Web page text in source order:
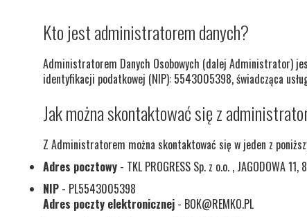
Kto jest administratorem danych?
Administratorem Danych Osobowych (dalej Administrator) jest
identyfikacji podatkowej (NIP): 5543005398, świadcząca
Jak można skontaktować się z
Z Administratorem można skontaktować się w jeden z
Adres pocztowy - TKL PROGRESS Sp. z o.o. , JAGODOWA
NIP - PL5543005398
Adres poczty elektronicznej - BOK@REMKO.PL